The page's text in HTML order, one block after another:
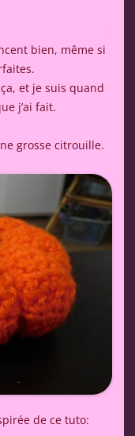
bien, même si
et je suis quand
j’ai fait.
grosse citrouille.
de ce tuto: